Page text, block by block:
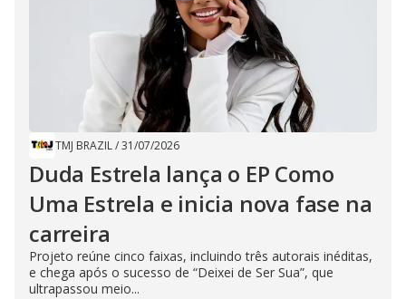
TMJ BRAZIL/31/07/2026
Duda Estrela lança o EP Como
Uma Estrela e inicia nova fase na
carreira
Projeto reúne cinco faixas, incluindo três autorais inéditas,
e chega após o sucesso de “Deixei de Ser Sua”, que
ultrapassou meio...